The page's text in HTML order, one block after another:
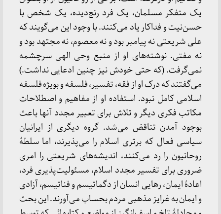
یک متفکر مسلمان، یک فرد رنج‌دیده، یک شخص با
حسن‌نیت و فداکار یاد می‌کنند. با وجود این می‌گویند که
علی شریعتی نه پیامبر بود و نه معصوم، نه مجتهد بود و
نه مفتی. نوشته‌های او از منبع وحی الهی سرچشمه
نمی‌گرفت. (که حتی خودش نیز چنین ادعایی نداشت.)
می‌گفتند که درک او از فقه، تفسیر، فلسفه و بویژه فلسفه
اسلامی کامل نبود. استفاده او از مفاهیم و اصطلاحات
مکاتب فکری دیگر و تلاش برای تعبیر مجدد آنها باعث
بوجود آمدن تناقض می‌شد. گروه دیگری از ایرانیان
سیاسی فعال که برتری اسلام را می‌پذیرند، اما سلطۀ
روحانیون را رد می‌کنند، اندیشه‌های شریعتی را امری
ضروری برای تفسیر مجدد اسلام، مسئولیت‌پذیری فرد،
اعادۀ ایمان، رهایی انسان از دگماتیسم و فناتیسم، آزادی
و ایمان به غرایز مذهبی مردم بحساب می‌آورند. این بحث